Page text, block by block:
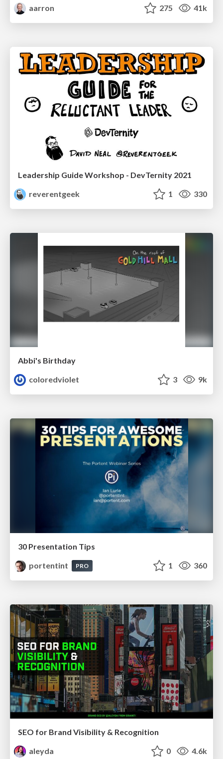
aarron
275 41k
Leadership Guide Workshop - DevTernity 2021
reverentgeek
1 330
Abbi's Birthday
coloredviolet
3 9k
30 Presentation Tips
portentint
PRO 1 360
SEO for Brand Visibility & Recognition
aleyda
0 4.6k